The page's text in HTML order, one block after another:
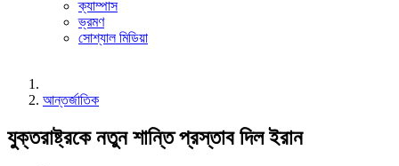
ক্যাম্পাস
ভ্রমণ
সোশ্যাল মিডিয়া
আন্তর্জাতিক
যুক্তরাষ্ট্রকে নতুন শান্তি প্রস্তাব দিল ইরান